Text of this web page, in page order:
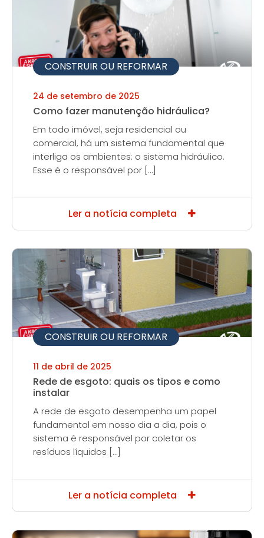
CONSTRUIR OU REFORMAR
24 de setembro de 2025
Como fazer manutenção hidráulica?
Em todo imóvel, seja residencial ou
comercial, há um sistema fundamental que
interliga os ambientes: o sistema hidráulico.
Esse é o responsável por […]
Ler a notícia completa
CONSTRUIR OU REFORMAR
11 de abril de 2025
Rede de esgoto: quais os tipos e como
instalar
A rede de esgoto desempenha um papel
fundamental em nosso dia a dia, pois o
sistema é responsável por coletar os
resíduos líquidos […]
Ler a notícia completa